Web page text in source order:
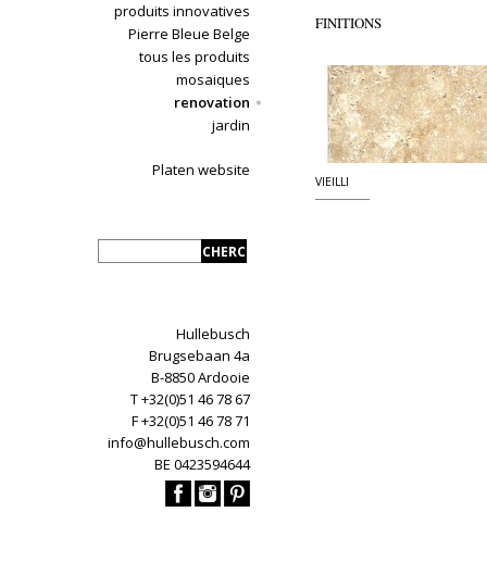
produits innovatives
Pierre Bleue Belge
tous les produits
mosaiques
renovation
jardin
Platen website
Hullebusch
Brugsebaan 4a
B-8850 Ardooie
T +32(0)51 46 78 67
F +32(0)51 46 78 71
info@hullebusch.com
BE 0423594644
FINITIONS
VIEILLI